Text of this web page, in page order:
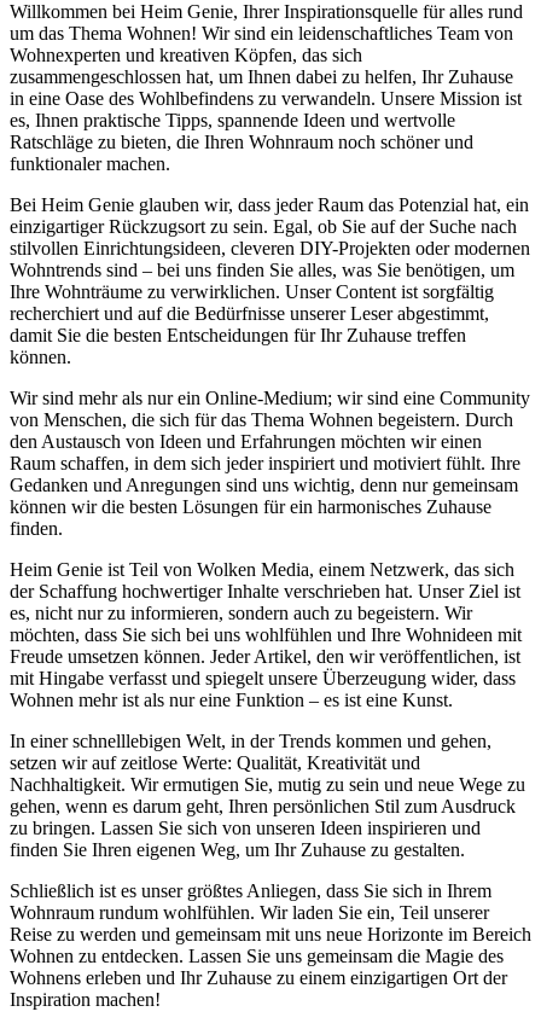
Willkommen bei Heim Genie, Ihrer Inspirationsquelle für alles rund
um das Thema Wohnen! Wir sind ein leidenschaftliches Team von
Wohnexperten und kreativen Köpfen, das sich
zusammengeschlossen hat, um Ihnen dabei zu helfen, Ihr Zuhause
in eine Oase des Wohlbefindens zu verwandeln. Unsere Mission ist
es, Ihnen praktische Tipps, spannende Ideen und wertvolle
Ratschläge zu bieten, die Ihren Wohnraum noch schöner und
funktionaler machen.
Bei Heim Genie glauben wir, dass jeder Raum das Potenzial hat, ein
einzigartiger Rückzugsort zu sein. Egal, ob Sie auf der Suche nach
stilvollen Einrichtungsideen, cleveren DIY-Projekten oder modernen
Wohntrends sind – bei uns finden Sie alles, was Sie benötigen, um
Ihre Wohnträume zu verwirklichen. Unser Content ist sorgfältig
recherchiert und auf die Bedürfnisse unserer Leser abgestimmt,
damit Sie die besten Entscheidungen für Ihr Zuhause treffen
können.
Wir sind mehr als nur ein Online-Medium; wir sind eine Community
von Menschen, die sich für das Thema Wohnen begeistern. Durch
den Austausch von Ideen und Erfahrungen möchten wir einen
Raum schaffen, in dem sich jeder inspiriert und motiviert fühlt. Ihre
Gedanken und Anregungen sind uns wichtig, denn nur gemeinsam
können wir die besten Lösungen für ein harmonisches Zuhause
finden.
Heim Genie ist Teil von Wolken Media, einem Netzwerk, das sich
der Schaffung hochwertiger Inhalte verschrieben hat. Unser Ziel ist
es, nicht nur zu informieren, sondern auch zu begeistern. Wir
möchten, dass Sie sich bei uns wohlfühlen und Ihre Wohnideen mit
Freude umsetzen können. Jeder Artikel, den wir veröffentlichen, ist
mit Hingabe verfasst und spiegelt unsere Überzeugung wider, dass
Wohnen mehr ist als nur eine Funktion – es ist eine Kunst.
In einer schnelllebigen Welt, in der Trends kommen und gehen,
setzen wir auf zeitlose Werte: Qualität, Kreativität und
Nachhaltigkeit. Wir ermutigen Sie, mutig zu sein und neue Wege zu
gehen, wenn es darum geht, Ihren persönlichen Stil zum Ausdruck
zu bringen. Lassen Sie sich von unseren Ideen inspirieren und
finden Sie Ihren eigenen Weg, um Ihr Zuhause zu gestalten.
Schließlich ist es unser größtes Anliegen, dass Sie sich in Ihrem
Wohnraum rundum wohlfühlen. Wir laden Sie ein, Teil unserer
Reise zu werden und gemeinsam mit uns neue Horizonte im Bereich
Wohnen zu entdecken. Lassen Sie uns gemeinsam die Magie des
Wohnens erleben und Ihr Zuhause zu einem einzigartigen Ort der
Inspiration machen!